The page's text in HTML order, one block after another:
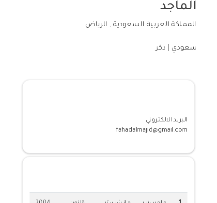
الماجد
المملكة العربية السعودية , الرياض
سعودي | ذكر
البريد الالكتروني
fahadalmajid@gmail.com